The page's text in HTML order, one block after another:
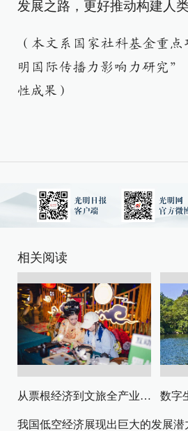
发展之路，更好推动构建人
（本文系国家社科基金重
明国际传播力影响力研究”
性成果）
相关阅读
从票根经济到文旅全产业链升级
我国低空经济展现出巨大的发展潜